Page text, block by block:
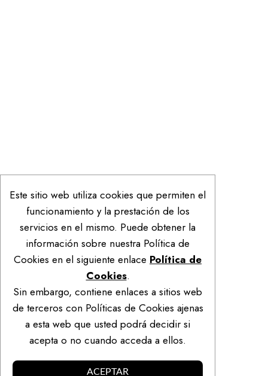
Este sitio web utiliza cookies que permiten el
funcionamiento y la prestación de los
servicios en el mismo. Puede obtener la
información sobre nuestra Política de
Cookies en el siguiente enlace Política de
Cookies.
Sin embargo, contiene enlaces a sitios web
de terceros con Políticas de Cookies ajenas
a esta web que usted podrá decidir si
acepta o no cuando acceda a ellos.
ACEPTAR